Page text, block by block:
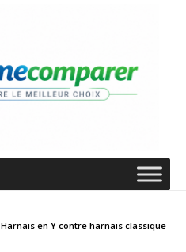
Harnais en Y contre harnais classique